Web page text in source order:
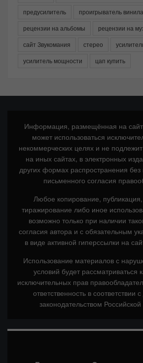
предусилитель
проигрыватель винила
рецензии на альбомы
рецензии на
сайт Звукомания
стерео
усилитель мощности
цап купить
Информация, размещённая на
может использоваться
некоммерческих целях и не
на иных сайтах, в электронных
других формах распространения без
письменного согласия
Любое копирование,
тиражирование либо иное
возможно только при наличии
согласия автора и с обязательным
в виде активной гиперссылки на
Использование материалов с
условий будет рассматриваться
исключительных прав
ответственность в соответствии
законодательством